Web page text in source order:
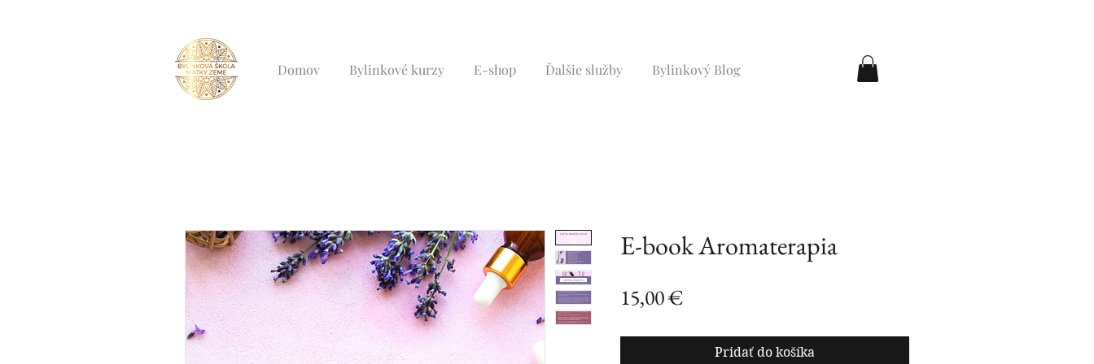
Domov Bylinkové kurzy E-shop Ďalšie služby Bylinkový Blog
E-book Aromaterapia
15,00 €Price
Pridať do košíka